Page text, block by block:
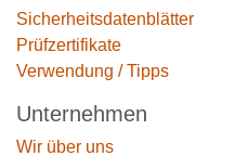
Sicherheitsdatenblätter
Prüfzertifikate
Verwendung / Tipps
Unternehmen
Wir über uns